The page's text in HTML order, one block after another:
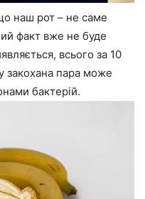
наш рот – не саме
факт вже не буде
всього за 10
закохана пара може
бактерій.